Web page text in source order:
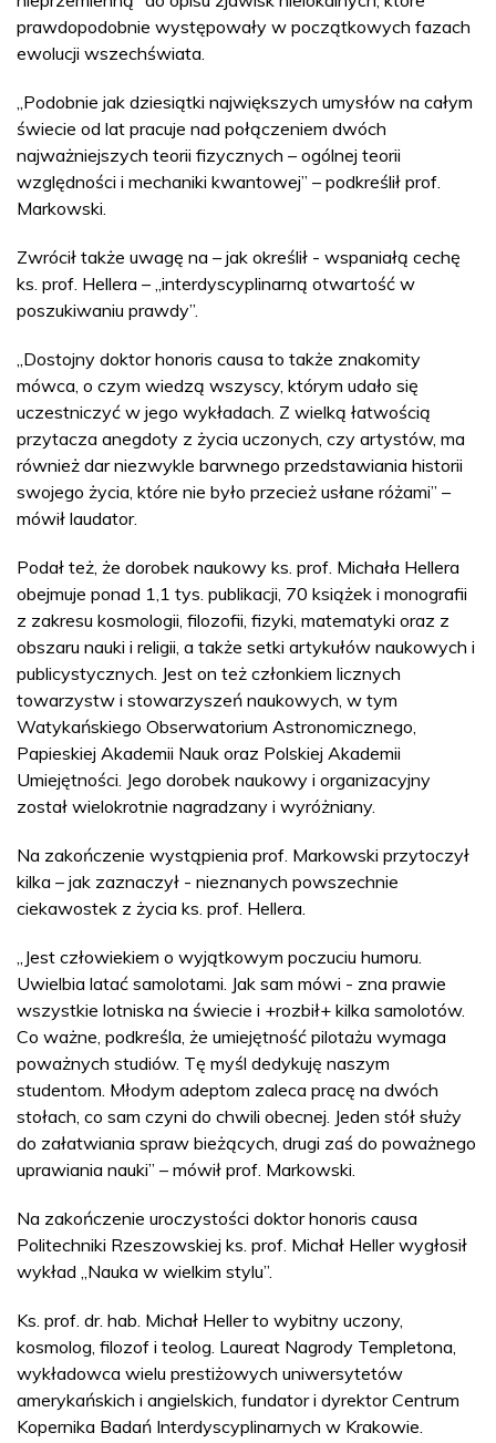
prawdopodobnie występowały w początkowych fazach
ewolucji wszechświata.
„Podobnie jak dziesiątki największych umysłów na całym
świecie od lat pracuje nad połączeniem dwóch
najważniejszych teorii fizycznych – ogólnej teorii
względności i mechaniki kwantowej” – podkreślił prof.
Markowski.
Zwrócił także uwagę na – jak określił - wspaniałą cechę
ks. prof. Hellera – „interdyscyplinarną otwartość w
poszukiwaniu prawdy”.
„Dostojny doktor honoris causa to także znakomity
mówca, o czym wiedzą wszyscy, którym udało się
uczestniczyć w jego wykładach. Z wielką łatwością
przytacza anegdoty z życia uczonych, czy artystów, ma
również dar niezwykle barwnego przedstawiania historii
swojego życia, które nie było przecież usłane różami” –
mówił laudator.
Podał też, że dorobek naukowy ks. prof. Michała Hellera
obejmuje ponad 1,1 tys. publikacji, 70 książek i monografii
z zakresu kosmologii, filozofii, fizyki, matematyki oraz z
obszaru nauki i religii, a także setki artykułów naukowych i
publicystycznych. Jest on też członkiem licznych
towarzystw i stowarzyszeń naukowych, w tym
Watykańskiego Obserwatorium Astronomicznego,
Papieskiej Akademii Nauk oraz Polskiej Akademii
Umiejętności. Jego dorobek naukowy i organizacyjny
został wielokrotnie nagradzany i wyróżniany.
Na zakończenie wystąpienia prof. Markowski przytoczył
kilka – jak zaznaczył - nieznanych powszechnie
ciekawostek z życia ks. prof. Hellera.
„Jest człowiekiem o wyjątkowym poczuciu humoru.
Uwielbia latać samolotami. Jak sam mówi - zna prawie
wszystkie lotniska na świecie i +rozbił+ kilka samolotów.
Co ważne, podkreśla, że umiejętność pilotażu wymaga
poważnych studiów. Tę myśl dedykuję naszym
studentom. Młodym adeptom zaleca pracę na dwóch
stołach, co sam czyni do chwili obecnej. Jeden stół służy
do załatwiania spraw bieżących, drugi zaś do poważnego
uprawiania nauki” – mówił prof. Markowski.
Na zakończenie uroczystości doktor honoris causa
Politechniki Rzeszowskiej ks. prof. Michał Heller wygłosił
wykład „Nauka w wielkim stylu”.
Ks. prof. dr. hab. Michał Heller to wybitny uczony,
kosmolog, filozof i teolog. Laureat Nagrody Templetona,
wykładowca wielu prestiżowych uniwersytetów
amerykańskich i angielskich, fundator i dyrektor Centrum
Kopernika Badań Interdyscyplinarnych w Krakowie.